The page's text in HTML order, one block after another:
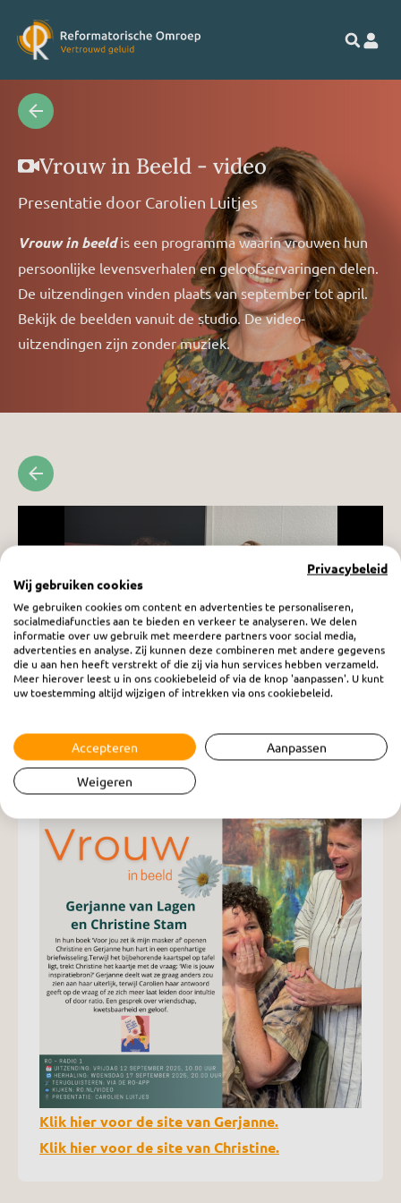
Vrouw in Beeld - video
Presentatie door Carolien Luitjes
Vrouw in beeldis een programma waarin vrouwen hun
persoonlijke levensverhalen en geloofservaringen delen.
De uitzendingen vinden plaats van september tot april.
Bekijk de beelden vanuit de studio. De video-
uitzendingen zijn zonder muziek.
Vrouw in Beeld: Gerjanne van Lagen &
Christine Stam
vrijdag 12 september 2025
Klik hier voor de site van Gerjanne.
Klik hier voor de site van Christine.
Privacybeleid
Wij gebruiken cookies
We gebruiken cookies om content en advertenties te personaliseren,
socialmediafuncties aan te bieden en verkeer te analyseren. We delen
informatie over uw gebruik met meerdere partners voor social media,
advertenties en analyse. Zij kunnen deze combineren met andere gegevens
die u aan hen heeft verstrekt of die zij via hun services hebben verzameld.
Meer hierover leest u in ons cookiebeleid of via de knop 'aanpassen'. U kunt
uw toestemming altijd wijzigen of intrekken via ons cookiebeleid.
Accepteren Aanpassen
Weigeren